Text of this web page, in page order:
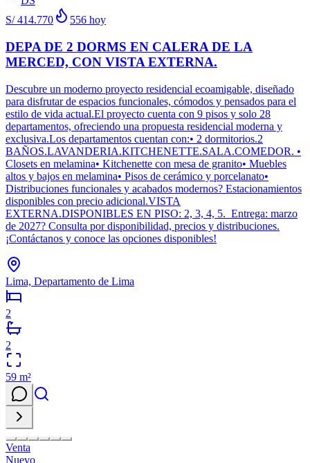
S/ 414.770
556 hoy
DEPA DE 2 DORMS EN CALERA DE LA
MERCED, CON VISTA EXTERNA.
Descubre un moderno proyecto residencial ecoamigable, diseñado
para disfrutar de espacios funcionales, cómodos y pensados para el
estilo de vida actual.El proyecto cuenta con 9 pisos y solo 28
departamentos, ofreciendo una propuesta residencial moderna y
exclusiva.Los departamentos cuentan con:• 2 dormitorios.2
BAÑOS.LAVANDERIA.KITCHENETTE.SALA.COMEDOR. •
Closets en melamina• Kitchenette con mesa de granito• Muebles
altos y bajos en melamina• Pisos de cerámico y porcelanato•
Distribuciones funcionales y acabados modernos? Estacionamientos
disponibles con precio adicional.VISTA
EXTERNA.DISPONIBLES EN PISO: 2, 3, 4, 5. Entrega: marzo
de 2027? Consulta por disponibilidad, precios y distribuciones.
¡Contáctanos y conoce las opciones disponibles!
Lima, Departamento de Lima
2
2
59 m²
Venta
Nuevo